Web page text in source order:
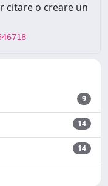
citare o creare un
9
14
14